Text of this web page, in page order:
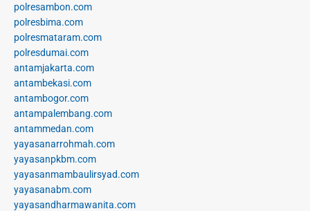
polresambon.com
polresbima.com
polresmataram.com
polresdumai.com
antamjakarta.com
antambekasi.com
antambogor.com
antampalembang.com
antammedan.com
yayasanarrohmah.com
yayasanpkbm.com
yayasanmambaulirsyad.com
yayasanabm.com
yayasandharmawanita.com